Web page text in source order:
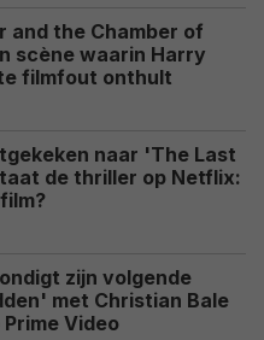
and the Chamber of
scène waarin Harry
filmfout onthult
naar 'The Last
de thriller op Netflix:
zijn volgende
met Christian Bale
Video